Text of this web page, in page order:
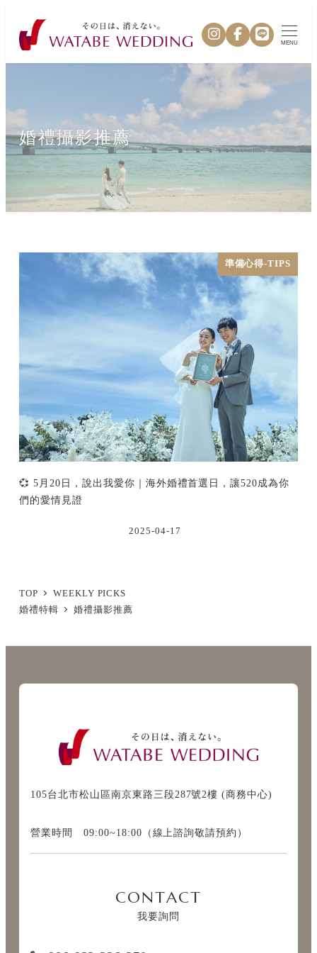
MENU
婚禮攝影推薦
準備心得-TIPS
💞 5月20日，說出我愛你｜海外婚禮首選日，讓520成為你
們的愛情見證
2025-04-17
TOP
WEEKLY PICKS
婚禮特輯
婚禮攝影推薦
105台北市松山區南京東路三段287號2樓 (商務中心)
營業時間 09:00~18:00（線上諮詢敬請預約）
CONTACT
我要詢問